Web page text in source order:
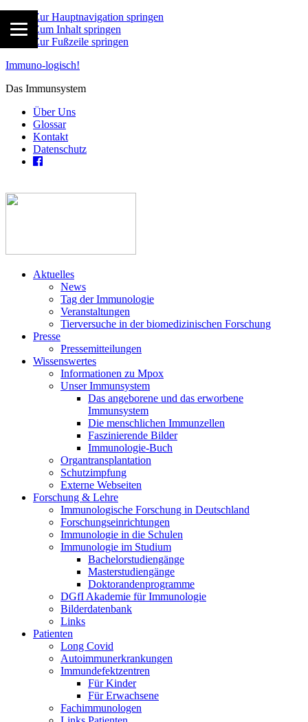
Zur Hauptnavigation springen
Zum Inhalt springen
Zur Fußzeile springen
Immuno-logisch!
Das Immunsystem
Über Uns
Glossar
Kontakt
Datenschutz
Aktuelles
News
Tag der Immunologie
Veranstaltungen
Tierversuche in der biomedizinischen Forschung
Presse
Pressemitteilungen
Wissenswertes
Informationen zu Mpox
Unser Immunsystem
Das angeborene und das erworbene
Immunsystem
Die menschlichen Immunzellen
Faszinierende Bilder
Immunologie-Buch
Organtransplantation
Schutzimpfung
Externe Webseiten
Forschung & Lehre
Immunologische Forschung in Deutschland
Forschungseinrichtungen
Immunologie in die Schulen
Immunologie im Studium
Bachelorstudiengänge
Masterstudiengänge
Doktorandenprogramme
DGfI Akademie für Immunologie
Bilderdatenbank
Links
Patienten
Long Covid
Autoimmunerkrankungen
Immundefektzentren
Für Kinder
Für Erwachsene
Fachimmunologen